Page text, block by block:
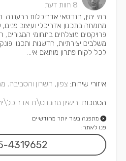
8 חוות דעת
רמי ימין, הנדסאי אדריכלות ברעננה.
מתמחה בתכנון אדריכלי ועיצוב פנים,
פרויקטים מוצלחים בתחומי המגורים,
משלבים יצירתיות, חדשנות ותכנון
לכל לקוח פתרון מותאם אי...
איזורי שירות: צפון, השרון והסביבה,
הסמכות: רישיון מהנדס\ת
מתפנה בעוד יותר מחודשיים
פנו לאתר:
4319652